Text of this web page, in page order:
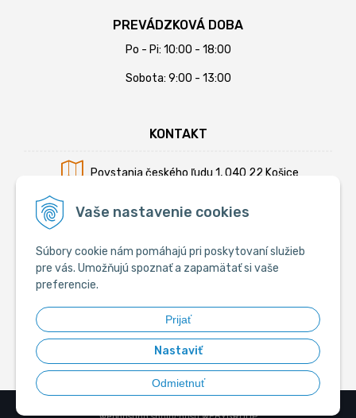
Vaše nastavenie cookies
Súbory cookie nám pomáhajú pri poskytovaní služieb
pre vás. Umožňujú spoznať a zapamätať si vaše
preferencie.
Prijať
Nastaviť
Odmietnuť
PREVÁDZKOVÁ DOBA
Po - Pi: 10:00 - 18:00
Sobota: 9:00 - 13:00
KONTAKT
Povstania českého ľudu 1, 040 22 Košice
Mobil:+421 902 794 355
E-mail:info@krmiva.sk